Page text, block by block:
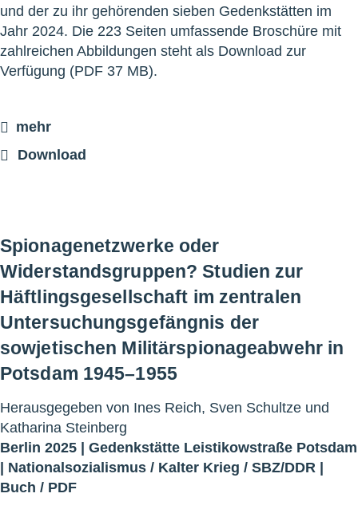
und der zu ihr gehörenden sieben Gedenkstätten im
Jahr 2024. Die 223 Seiten umfassende Broschüre mit
zahlreichen Abbildungen steht als Download zur
Verfügung (PDF 37 MB).
mehr
Download
Spionagenetzwerke oder
Widerstandsgruppen? Studien zur
Häftlingsgesellschaft im zentralen
Untersuchungsgefängnis der
sowjetischen Militärspionageabwehr in
Potsdam 1945–1955
Herausgegeben von Ines Reich, Sven Schultze und
Katharina Steinberg
Berlin 2025 | Gedenkstätte Leistikowstraße Potsdam
| Nationalsozialismus / Kalter Krieg / SBZ/DDR |
Buch / PDF